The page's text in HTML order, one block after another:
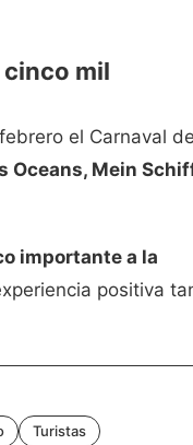
cinco mil
el Carnaval de
Oceans, Mein
importante a la
positiva
Turistas